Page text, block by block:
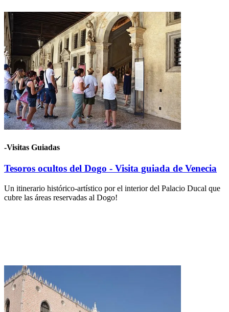
-Visitas Guiadas
Tesoros ocultos del Dogo - Visita guiada de Venecia
Un itinerario histórico-artístico por el interior del Palacio Ducal que
cubre las áreas reservadas al Dogo!